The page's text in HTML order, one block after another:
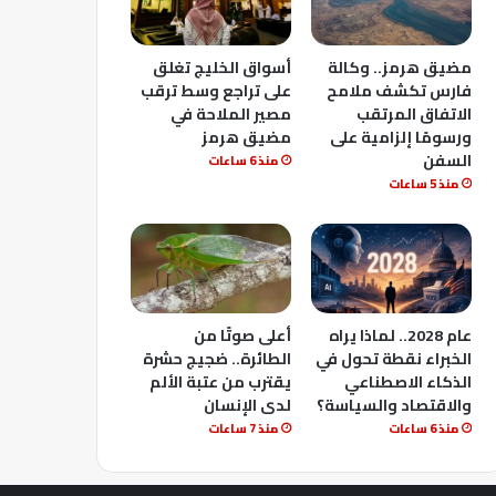
مضيق هرمز.. وكالة
فارس تكشف ملامح
الاتفاق المرتقب
ورسومًا إلزامية على
السفن
منذ 5 ساعات
أسواق الخليج تغلق
على تراجع وسط ترقب
مصير الملاحة في
مضيق هرمز
منذ 6 ساعات
عام 2028.. لماذا يراه
الخبراء نقطة تحول في
الذكاء الاصطناعي
والاقتصاد والسياسة؟
منذ 6 ساعات
أعلى صوتًا من
الطائرة.. ضجيج حشرة
يقترب من عتبة الألم
لدى الإنسان
منذ 7 ساعات